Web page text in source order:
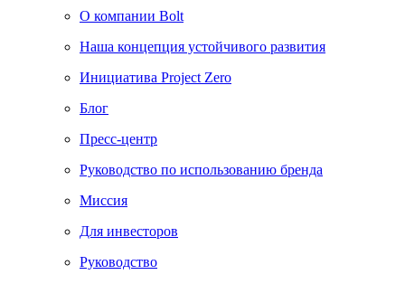
О компании Bolt
Наша концепция устойчивого развития
Инициатива Project Zero
Блог
Пресс-центр
Руководство по использованию бренда
Миссия
Для инвесторов
Руководство